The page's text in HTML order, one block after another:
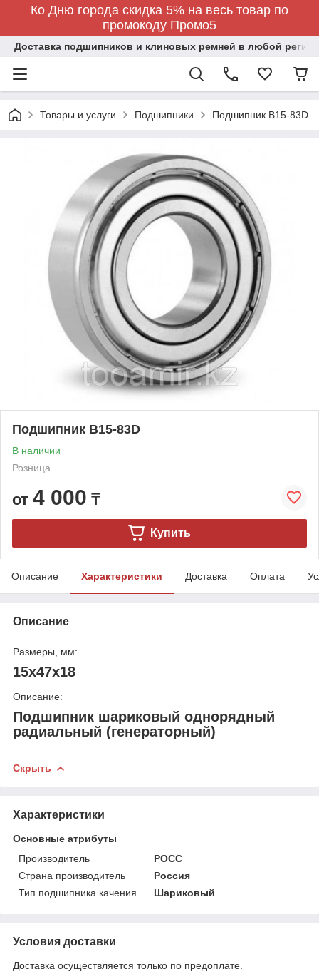
Ко Дню города скидка 5% на весь товар по
промокоду Промо5
Доставка подшипников и клиновых ремней в любой регион
Товары и услуги Подшипники Подшипник B15-83D
Подшипник B15-83D
В наличии
Розница
от 4 000 ₸
Купить
Описание Характеристики Доставка Оплата
Описание
Размеры, мм:
15x47x18
Описание:
Подшипник шариковый однорядный
радиальный (генераторный)
Скрыть
Характеристики
Основные атрибуты
Производитель
РОСС
Страна производитель
Россия
Тип подшипника качения
Шариковый
Условия доставки
Доставка осуществляется только по предоплате.